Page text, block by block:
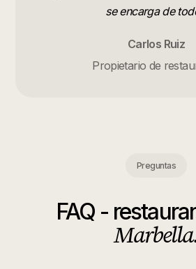
se encarga de
Carlos Ruiz
Propietario de
Preguntas
FAQ -
Marbella